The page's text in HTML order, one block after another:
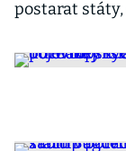
postarat